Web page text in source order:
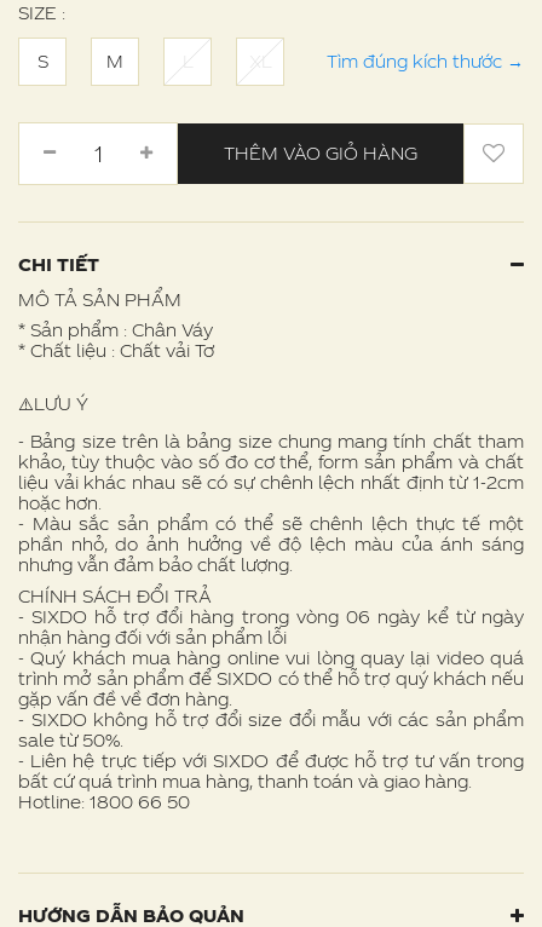
SIZE :
S M L XL Tìm đúng kích thước →
THÊM VÀO GIỎ HÀNG
CHI TIẾT
MÔ TẢ SẢN PHẨM
* Sản phẩm : Chân Váy
* Chất liệu : Chất vải Tơ
⚠️LƯU Ý
- Bảng size trên là bảng size chung mang tính chất tham
khảo, tùy thuộc vào số đo cơ thể, form sản phẩm và chất
liệu vải khác nhau sẽ có sự chênh lệch nhất định từ 1-2cm
hoặc hơn.
- Màu sắc sản phẩm có thể sẽ chênh lệch thực tế một
phần nhỏ, do ảnh hưởng về độ lệch màu của ánh sáng
nhưng vẫn đảm bảo chất lượng.
CHÍNH SÁCH ĐỔI TRẢ
- SIXDO hỗ trợ đổi hàng trong vòng 06 ngày kể từ ngày
nhận hàng đối với sản phẩm lỗi
- Quý khách mua hàng online vui lòng quay lại video quá
trình mở sản phẩm để SIXDO có thể hỗ trợ quý khách nếu
gặp vấn đề về đơn hàng.
- SIXDO không hỗ trợ đổi size đổi mẫu với các sản phẩm
sale từ 50%.
- Liên hệ trực tiếp với SIXDO để được hỗ trợ tư vấn trong
bất cứ quá trình mua hàng, thanh toán và giao hàng.
Hotline: 1800 66 50
HƯỚNG DẪN BẢO QUẢN